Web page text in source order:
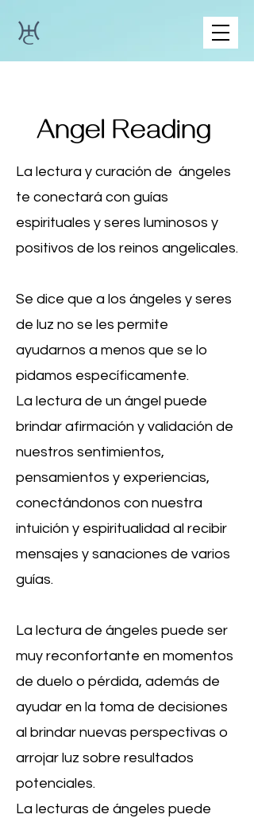
Angel Reading
La lectura y curación de ángeles
te conectará con guías
espirituales y seres luminosos y
positivos de los reinos angelicales.
Se dice que a los ángeles y seres
de luz no se les permite
ayudarnos a menos que se lo
pidamos específicamente.
La lectura de un ángel puede
brindar afirmación y validación de
nuestros sentimientos,
pensamientos y experiencias,
conectándonos con nuestra
intuición y espiritualidad al recibir
mensajes y sanaciones de varios
guías.
La lectura de ángeles puede ser
muy reconfortante en momentos
de duelo o pérdida, además de
ayudar en la toma de decisiones
al brindar nuevas perspectivas o
arrojar luz sobre resultados
potenciales.
La lecturas de ángeles puede